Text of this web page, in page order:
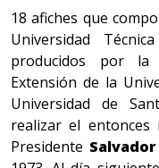
18 afiches que
Universidad
producidos por la
Extensión de la
Universidad de
realizar el entonces
Presidente